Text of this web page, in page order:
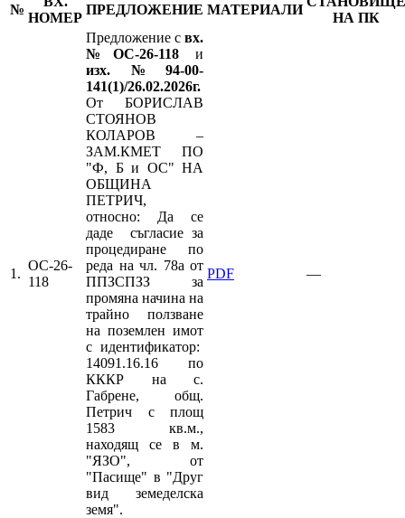
№
НОМЕР
ПРЕДЛОЖЕНИЕ МАТЕРИАЛИ
НА ПК
1.
ОС-26-
118
Предложение с вх.
№ОС-26-118 и
изх.№94-00-
141(1)/26.02.2026г.
От БОРИСЛАВ
СТОЯНОВ
КОЛАРОВ –
ЗАМ.КМЕТ ПО
"Ф, Б и ОС" НА
ОБЩИНА
ПЕТРИЧ,
относно: Да се
даде съгласие за
процедиране по
реда на чл. 78а от
ППЗСПЗЗ за
промяна начина на
трайно ползване
на поземлен имот
с идентификатор:
14091.16.16 по
КККР на с.
Габрене, общ.
Петрич с площ
1583 кв.м.,
находящ се в м.
"ЯЗО", от
"Пасище" в "Друг
вид земеделска
земя".
PDF —